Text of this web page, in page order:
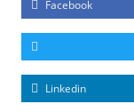
Facebook
Linkedin